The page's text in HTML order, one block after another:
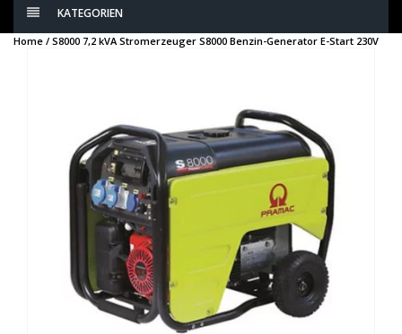
KATEGORIEN
Home / S8000 7,2 kVA Stromerzeuger S8000 Benzin-Generator E-Start 230V